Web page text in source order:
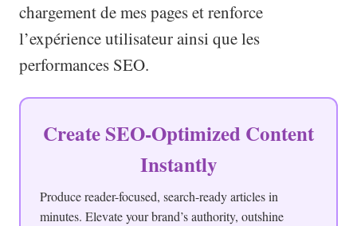
chargement de mes pages et renforce
l’expérience utilisateur ainsi que les
performances SEO.
Create SEO-Optimized Content
Instantly
Produce reader-focused, search-ready articles in
minutes. Elevate your brand’s authority, outshine